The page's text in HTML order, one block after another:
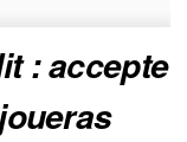
: accepte